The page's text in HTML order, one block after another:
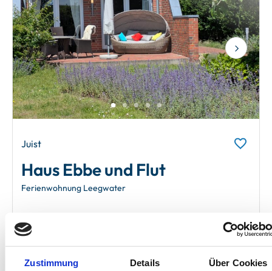
Zustimmung Details Über Cookies
Next
Juist
Haus Ebbe und Flut
Ferienwohnung Leegwater
62 m²
Waschmaschine